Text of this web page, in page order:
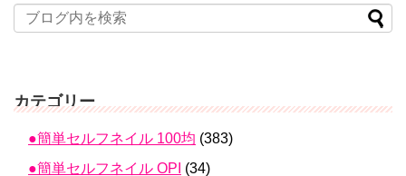
カテゴリー
●簡単セルフネイル 100均 (383)
●簡単セルフネイル OPI (34)